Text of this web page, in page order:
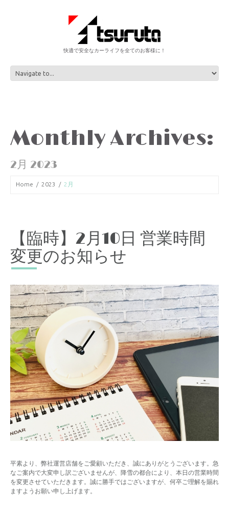
快適で安全なカーライフを全てのお客様に！
Monthly Archives:
2月 2023
Home 2023 2月
【臨時】2月10日 営業時間
変更のお知らせ
平素より、弊社運営店舗をご愛顧いただき、誠にありがとうございます。急
なご案内で大変申し訳ございませんが、降雪の都合により、本日の営業時間
を変更させていただきます。誠に勝手ではございますが、何卒ご理解を賜れ
ますようお願い申し上げます。